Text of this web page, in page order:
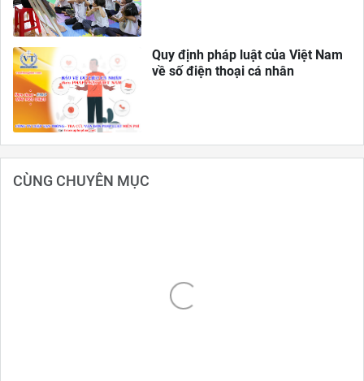
Quy định pháp luật của Việt Nam
về số điện thoại cá nhân
CÙNG CHUYÊN MỤC